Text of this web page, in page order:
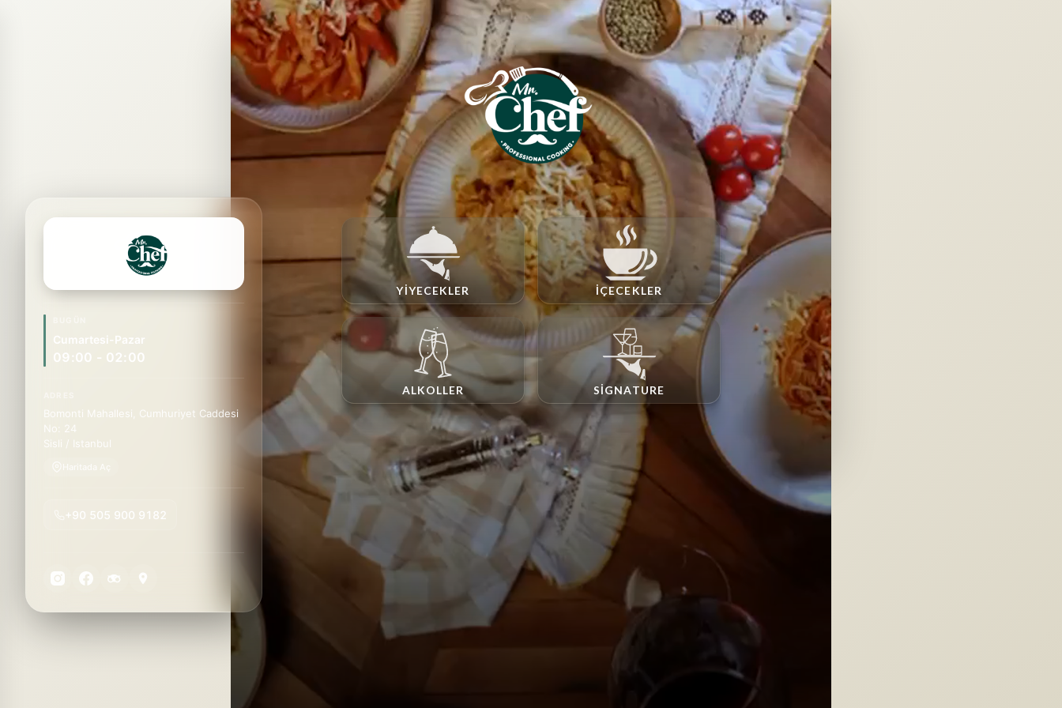
Cumartesi-Pazar
09:00 - 02:00
Bomonti Mahallesi, Cumhuriyet Caddesi
No: 24
Sisli / Istanbul
Haritada Aç
+90 505 900 9182
YIYECEKLER İÇECEKLER
ALKOLLER SIGNATURE